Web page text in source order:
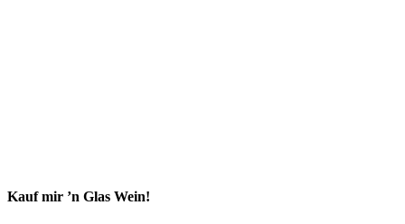
Kauf mir ’n Glas Wein!